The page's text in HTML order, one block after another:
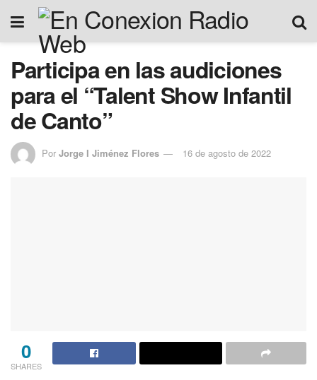
Participa en las audiciones
para el “Talent Show Infantil
de Canto”
Por Jorge I Jiménez Flores 16 de agosto de 2022
0
SHARES